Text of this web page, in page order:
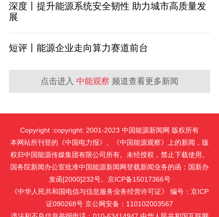
深度丨提升能源系统安全韧性 助力城市高质量发
展
短评丨能源企业走向算力赛道前台
点击进入 中能观察 频道查看更多新闻
Copyright :copyright: 2001-2023 中国能源新闻网 版权所有
本网站所刊登的《中国电力报》、《中国能源观察》上的新闻，版
权归中国能源传媒集团有限公司所有。未经授权，禁止下载使用。
国务院新闻办公室批准中国能源新闻网登载新闻业务的函：国新办
发函[2000]232号。京ICP备15017366号
《中华人民共和国电信与信息服务业务经营许可证》 编号：京ICP
证090268号 京公网安备：110102003567